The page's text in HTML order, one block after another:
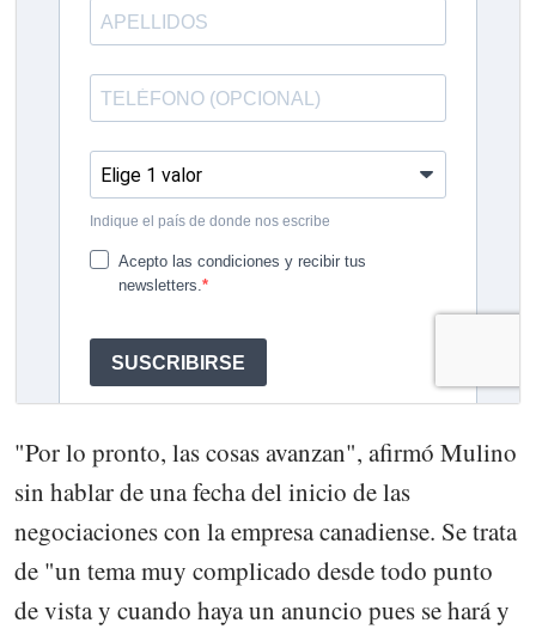
"Por lo pronto, las cosas avanzan", afirmó Mulino
sin hablar de una fecha del inicio de las
negociaciones con la empresa canadiense. Se trata
de "un tema muy complicado desde todo punto
de vista y cuando haya un anuncio pues se hará y